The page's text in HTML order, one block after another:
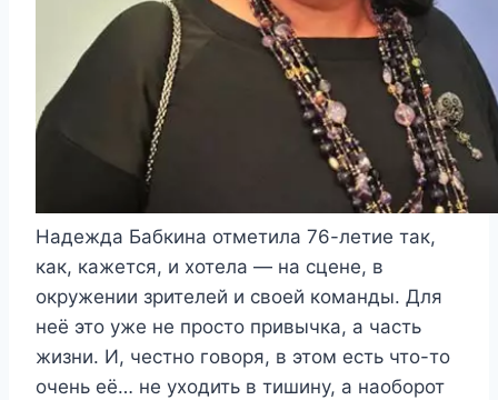
Надежда Бабкина отметила 76-летие так,
как, кажется, и хотела — на сцене, в
окружении зрителей и своей команды. Для
неё это уже не просто привычка, а часть
жизни. И, честно говоря, в этом есть что-то
очень её… не уходить в тишину, а наоборот